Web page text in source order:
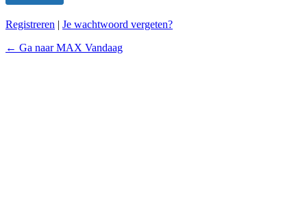
Registreren | Je wachtwoord vergeten?
← Ga naar MAX Vandaag